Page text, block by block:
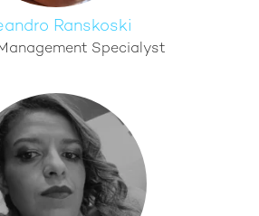
Ranskoski
Specialyst